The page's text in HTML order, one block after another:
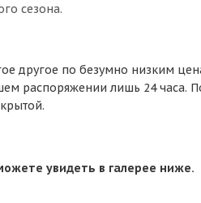
сезона.
другое по безумно низким
распоряжении лишь 24 часа.
увидеть в галерее ниже.